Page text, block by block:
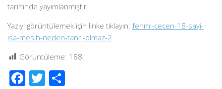
tarihinde yayımlanmıştır.
Yazıyı görüntülemek için linke tıklayın: fehmi-cecen-18-sayi-
isa-mesih-neden-tanri-olmaz-2
Görüntüleme: 188
Facebook
Twitter